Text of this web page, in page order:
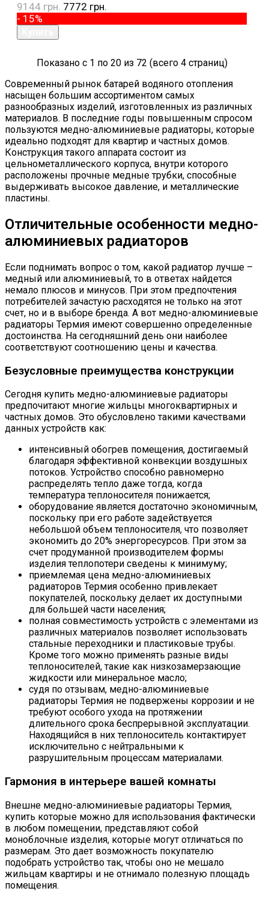
9144 грн. 7772 грн.
- 15%
Показано с 1 по 20 из 72 (всего 4 страниц)
Современный рынок батарей водяного отопления
насыщен большим ассортиментом самых
разнообразных изделий, изготовленных из различных
материалов. В последние годы повышенным спросом
пользуются медно-алюминиевые радиаторы, которые
идеально подходят для квартир и частных домов.
Конструкция такого аппарата состоит из
цельнометаллического корпуса, внутри которого
расположены прочные медные трубки, способные
выдерживать высокое давление, и металлические
пластины.
Отличительные особенности медно-
алюминиевых радиаторов
Если поднимать вопрос о том, какой радиатор лучше –
медный или алюминиевый, то в ответах найдется
немало плюсов и минусов. При этом предпочтения
потребителей зачастую расходятся не только на этот
счет, но и в выборе бренда. А вот медно-алюминиевые
радиаторы Термия имеют совершенно определенные
достоинства. На сегодняшний день они наиболее
соответствуют соотношению цены и качества.
Безусловные преимущества конструкции
Сегодня купить медно-алюминиевые радиаторы
предпочитают многие жильцы многоквартирных и
частных домов. Это обусловлено такими качествами
данных устройств как:
интенсивный обогрев помещения, достигаемый
благодаря эффективной конвекции воздушных
потоков. Устройство способно равномерно
распределять тепло даже тогда, когда
температура теплоносителя понижается;
оборудование является достаточно экономичным,
поскольку при его работе задействуется
небольшой объем теплоносителя, что позволяет
экономить до 20% энергоресурсов. При этом за
счет продуманной производителем формы
изделия теплопотери сведены к минимуму;
приемлемая цена медно-алюминиевых
радиаторов Термия особенно привлекает
покупателей, поскольку делает их доступными
для большей части населения;
полная совместимость устройств с элементами из
различных материалов позволяет использовать
стальные переходники и пластиковые трубы.
Кроме того можно применять разные виды
теплоносителей, такие как низкозамерзающие
жидкости или минеральное масло;
судя по отзывам, медно-алюминиевые
радиаторы Термия не подвержены коррозии и не
требуют особого ухода на протяжении
длительного срока беспрерывной эксплуатации.
Находящийся в них теплоноситель контактирует
исключительно с нейтральными к
разрушительным процессам материалами.
Гармония в интерьере вашей комнаты
Внешне медно-алюминиевые радиаторы Термия,
купить которые можно для использования фактически
в любом помещении, представляют собой
моноблочные изделия, которые могут отличаться по
размерам. Это дает возможность покупателю
подобрать устройство так, чтобы оно не мешало
жильцам квартиры и не отнимало полезную площадь
помещения.